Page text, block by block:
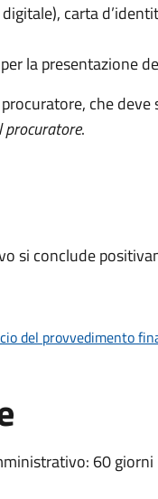
carta
la presentazione
che
.
si conclude
del provvedimento
60 giorni